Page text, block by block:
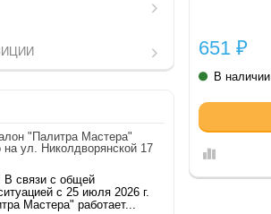
"Палитра Мастера"
на ул. Николдворянской 17
В связи с общей
с 25 июля 2026 г.
Мастера" работает...
651 ₽
В наличии